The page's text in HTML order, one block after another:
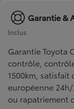
Garantie &
Inclus
Garantie Toyota
contrôle,
1500km, satisfait
européenne
ou rapatriement